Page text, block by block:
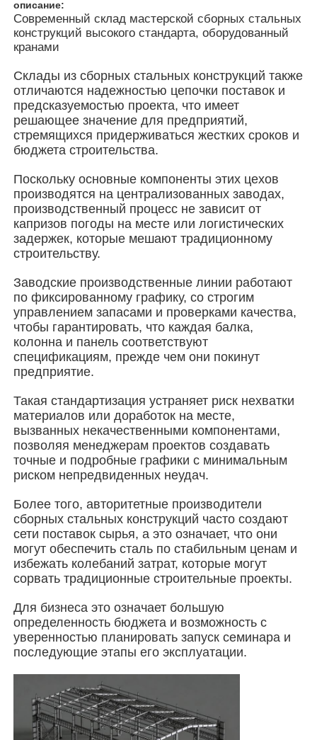
О Компании
Наша фабрика
контроль качества
контактные данные
Новости
Все случаи
Отправить запрос
Стальная конструкция здания
Мастерская стальных конструкций
склад стальной конструкции
Тяжелая стальная структура
Мост из стальной конструкции
Стальная конструкция офиса
Многоэтажная стальная конструкция
описание:
Современный склад мастерской сборных стальных
конструкций высокого стандарта, оборудованный
кранами
Склады из сборных стальных конструкций также
отличаются надежностью цепочки поставок и
предсказуемостью проекта, что имеет
решающее значение для предприятий,
стремящихся придерживаться жестких сроков и
бюджета строительства.
Поскольку основные компоненты этих цехов
производятся на централизованных заводах,
производственный процесс не зависит от
капризов погоды на месте или логистических
задержек, которые мешают традиционному
строительству.
Заводские производственные линии работают
по фиксированному графику, со строгим
управлением запасами и проверками качества,
чтобы гарантировать, что каждая балка,
колонна и панель соответствуют
спецификациям, прежде чем они покинут
предприятие.
Такая стандартизация устраняет риск нехватки
материалов или доработок на месте,
вызванных некачественными компонентами,
позволяя менеджерам проектов создавать
точные и подробные графики с минимальным
риском непредвиденных неудач.
Более того, авторитетные производители
сборных стальных конструкций часто создают
сети поставок сырья, а это означает, что они
могут обеспечить сталь по стабильным ценам и
избежать колебаний затрат, которые могут
сорвать традиционные строительные проекты.
Для бизнеса это означает большую
определенность бюджета и возможность с
уверенностью планировать запуск семинара и
последующие этапы его эксплуатации.